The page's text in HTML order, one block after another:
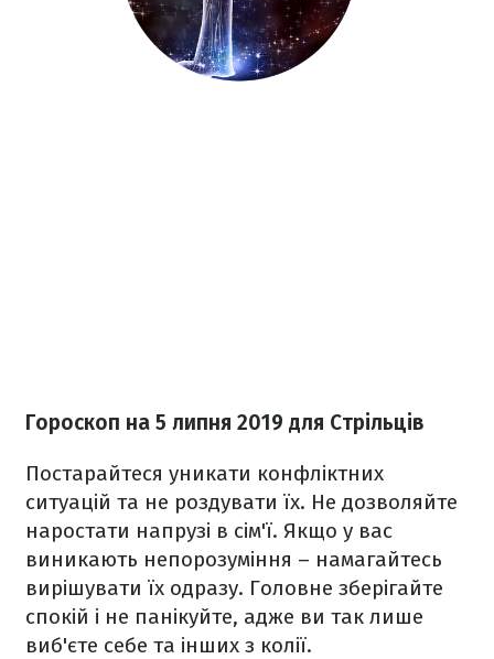
Гороскоп на 5 липня 2019 для Стрільців
Постарайтеся уникати конфліктних
ситуацій та не роздувати їх. Не дозволяйте
наростати напрузі в сім'ї. Якщо у вас
виникають непорозуміння – намагайтесь
вирішувати їх одразу. Головне зберігайте
спокій і не панікуйте, адже ви так лише
виб'єте себе та інших з колії.